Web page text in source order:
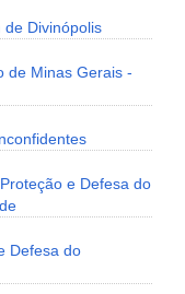
de Divinópolis
de Minas Gerais -
e Defesa do
Defesa do